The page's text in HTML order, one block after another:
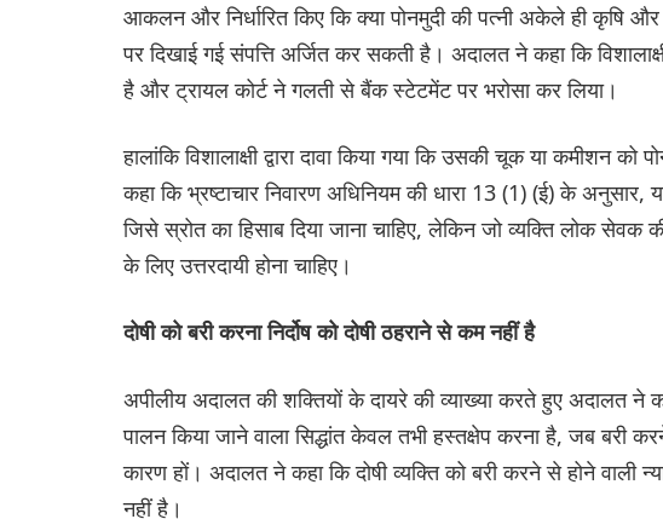
आकलन और निर्धारित किए कि क्या पोनमुदी की पत्नी अकेले ही कृषि
पर दिखाई गई संपत्ति अर्जित कर सकती है। अदालत ने कहा कि
है और ट्रायल कोर्ट ने गलती से बैंक स्टेटमेंट पर भरोसा कर लिया।
हालांकि विशालाक्षी द्वारा दावा किया गया कि उसकी चूक या कमीशन
कहा कि भ्रष्टाचार निवारण अधिनियम की धारा 13 (1) (ई) के अनुसार,
जिसे स्रोत का हिसाब दिया जाना चाहिए, लेकिन जो व्यक्ति लोक
के लिए उत्तरदायी होना चाहिए।
दोषी को बरी करना निर्दोष को दोषी ठहराने से कम नहीं है
अपीलीय अदालत की शक्तियों के दायरे की व्याख्या करते हुए अदालत ने
पालन किया जाने वाला सिद्धांत केवल तभी हस्तक्षेप करना है, जब बरी
कारण हों। अदालत ने कहा कि दोषी व्यक्ति को बरी करने से होने वाली
नहीं है।